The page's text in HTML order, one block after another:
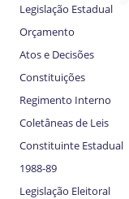
Legislação Estadual
Orçamento
Atos e Decisões
Constituições
Regimento Interno
Coletâneas de Leis
Constituinte Estadual
1988-89
Legislação Eleitoral